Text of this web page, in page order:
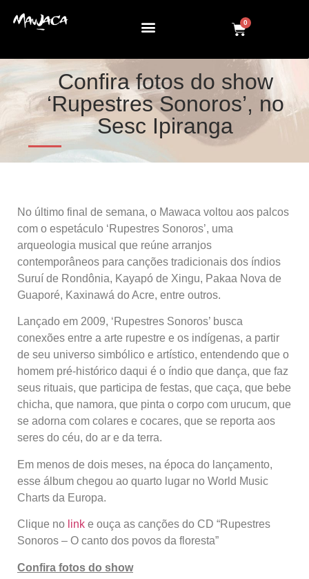
0
Confira fotos do show
‘Rupestres Sonoros’, no
Sesc Ipiranga
No último final de semana, o Mawaca voltou aos palcos
com o espetáculo ‘Rupestres Sonoros’, uma
arqueologia musical que reúne arranjos
contemporâneos para canções tradicionais dos índios
Suruí de Rondônia, Kayapó de Xingu, Pakaa Nova de
Guaporé, Kaxinawá do Acre, entre outros.
Lançado em 2009, ‘Rupestres Sonoros’ busca
conexões entre a arte rupestre e os indígenas, a partir
de seu universo simbólico e artístico, entendendo que o
homem pré-histórico daqui é o índio que dança, que faz
seus rituais, que participa de festas, que caça, que bebe
chicha, que namora, que pinta o corpo com urucum, que
se adorna com colares e cocares, que se reporta aos
seres do céu, do ar e da terra.
Em menos de dois meses, na época do lançamento,
esse álbum chegou ao quarto lugar no World Music
Charts da Europa.
Clique no link e ouça as canções do CD “Rupestres
Sonoros – O canto dos povos da floresta”
Confira fotos do show